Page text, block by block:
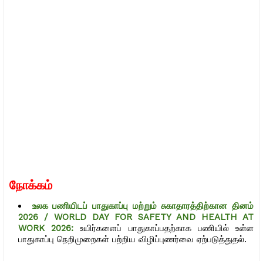
நோக்கம்
உலக பணியிடப் பாதுகாப்பு மற்றும் சுகாதாரத்திற்கான தினம்
2026 / WORLD DAY FOR SAFETY AND HEALTH AT
WORK 2026:உயிர்களைப் பாதுகாப்பதற்காக பணியில் உள்ள
பாதுகாப்பு நெறிமுறைகள் பற்றிய விழிப்புணர்வை ஏற்படுத்துதல்.